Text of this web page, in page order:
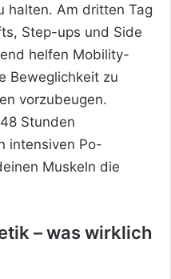
halten. Am dritten Tag
Step-ups und Side
helfen Mobility-
Beweglichkeit zu
vorzubeugen.
Stunden
intensiven Po-
Muskeln die
– was wirklich